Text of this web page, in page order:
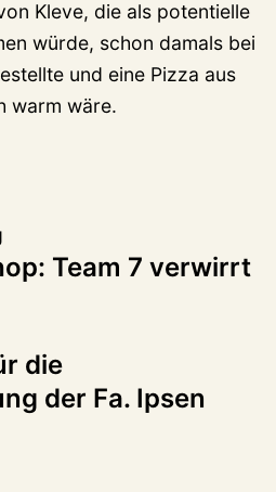
Kleve, die als potentielle
würde, schon damals bei
und eine Pizza aus
warm wäre.
Team 7 verwirrt
die
der Fa. Ipsen